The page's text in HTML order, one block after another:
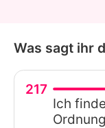
Was sagt ihr
217
Ich